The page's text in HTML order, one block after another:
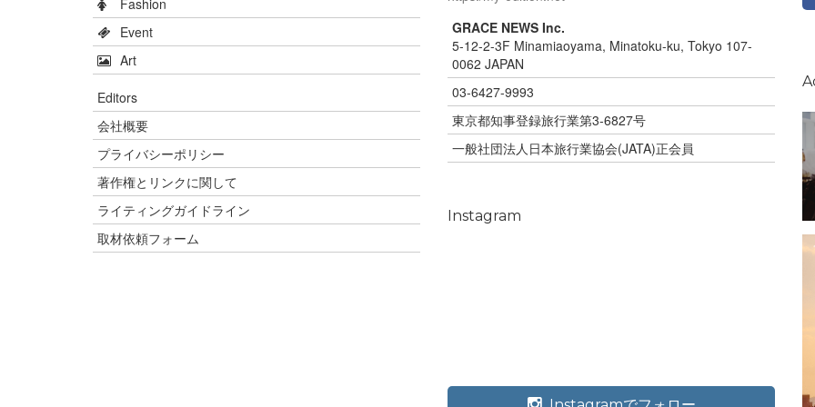
Event
Art
Editors
会社概要
プライバシーポリシー
著作権とリンクに関して
ライティングガイドライン
取材依頼フォーム
GRACE NEWS Inc.
5-12-2-3F Minamiaoyama, Minatoku-ku, Tokyo 107-
0062 JAPAN
03-6427-9993
東京都知事登録旅行業第3-6827号
一般社団法人日本旅行業協会(JATA)正会員
Instagram